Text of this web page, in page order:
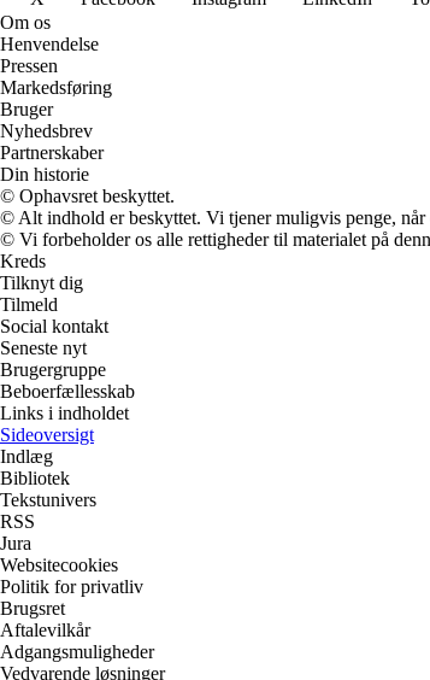
Om os
Henvendelse
Pressen
Markedsføring
Bruger
Nyhedsbrev
Partnerskaber
Din historie
© Ophavsret beskyttet.
© Alt indhold er beskyttet. Vi tjener muligvis penge,
© Vi forbeholder os alle rettigheder til materialet på
Kreds
Tilknyt dig
Tilmeld
Social kontakt
Seneste nyt
Brugergruppe
Beboerfællesskab
Links i indholdet
Sideoversigt
Indlæg
Bibliotek
Tekstunivers
RSS
Jura
Websitecookies
Politik for privatliv
Brugsret
Aftalevilkår
Adgangsmuligheder
Vedvarende løsninger